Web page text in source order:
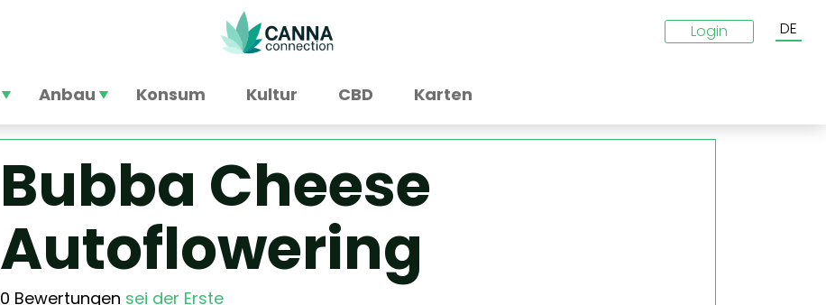
Login DE
Anbau Konsum Kultur CBD Karten
Bubba Cheese
Autoflowering
0 Bewertungen sei der Erste